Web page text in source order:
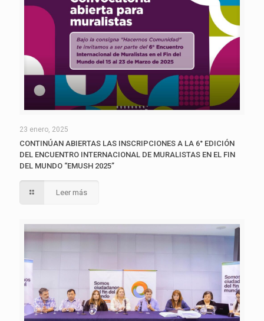
23 enero, 2025
CONTINÚAN ABIERTAS LAS INSCRIPCIONES A LA 6° EDICIÓN
DEL ENCUENTRO INTERNACIONAL DE MURALISTAS EN EL FIN
DEL MUNDO “EMUSH 2025”
Leer más